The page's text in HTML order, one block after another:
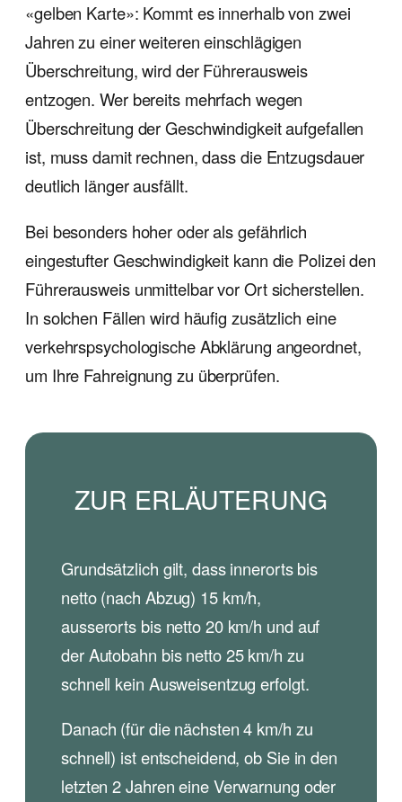
«gelben Karte»: Kommt es innerhalb von zwei
Jahren zu einer weiteren einschlägigen
Überschreitung, wird der Führerausweis
entzogen. Wer bereits mehrfach wegen
Überschreitung der Geschwindigkeit aufgefallen
ist, muss damit rechnen, dass die Entzugsdauer
deutlich länger ausfällt.
Bei besonders hoher oder als gefährlich
eingestufter Geschwindigkeit kann die Polizei den
Führerausweis unmittelbar vor Ort sicherstellen.
In solchen Fällen wird häufig zusätzlich eine
verkehrspsychologische Abklärung angeordnet,
um Ihre Fahreignung zu überprüfen.
ZUR ERLÄUTERUNG
Grundsätzlich gilt, dass innerorts bis
netto (nach Abzug) 15 km/h,
ausserorts bis netto 20 km/h und auf
der Autobahn bis netto 25 km/h zu
schnell kein Ausweisentzug erfolgt.
Danach (für die nächsten 4 km/h zu
schnell) ist entscheidend, ob Sie in den
letzten 2 Jahren eine Verwarnung oder